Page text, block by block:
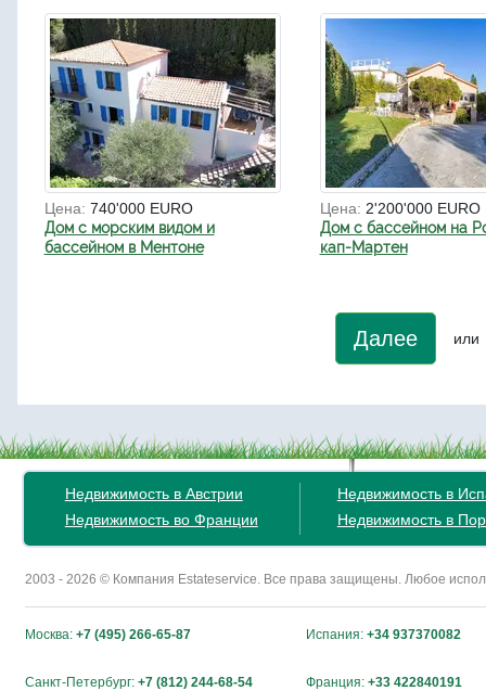
Цена: 740'000 EURO
Дом с морским видом и
бассейном в Ментоне
Цена: 2'200'000 EURO
Дом с бассейном на
кап-Мартен
Далее или
Недвижимость в Австрии
Недвижимость во Франции
Недвижимость в
Недвижимость в
2003 - 2026 © Компания Estateservice. Все права защищены. Любое
Москва: +7 (495) 266-65-87 Испания: +34 937370082
Санкт-Петербург: +7 (812) 244-68-54 Франция: +33 422840191